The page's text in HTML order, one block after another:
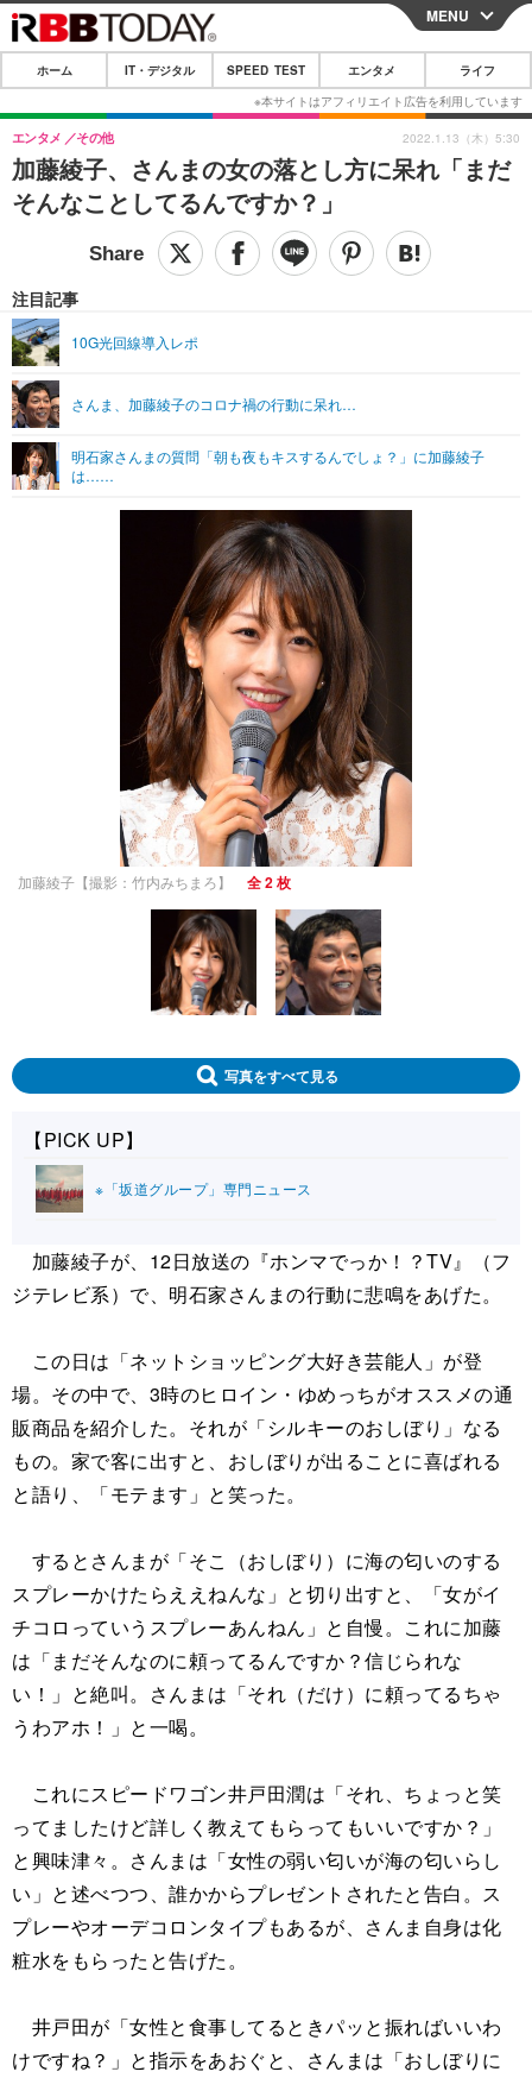
CLOSE
ホーム
IT・デジタル
IT・デジタルTOP スマートフォン
ショッピング その他
SPEED TEST
エンタメTOP 映画・ドラマ
グラビア
ショッピング その他
ライフTOP
リリース一覧
プッシュ通知の停止方法
MENU
ホーム IT・デジタル SPEED TEST エンタメ ライフ
加藤綾子、さんまの女の落とし方に呆れ「まだ
そんなことしてるんですか？」
エンタメ その他
注目記事
10G光回線導入レポ
さんま、加藤綾子のコロナ禍の行動に呆れ…
明石家さんまの質問「朝も夜もキスするんでしょ？」に加藤綾子
は……
2022.1.13（木）5:30
加藤綾子【撮影：竹内みちまろ】 全 2 枚
写真をすべて見る
【PICK UP】
※「坂道グループ」専門ニュース
加藤綾子が、12日放送の『ホンマでっか！？TV』（フ
ジテレビ系）で、明石家さんまの行動に悲鳴をあげた。
この日は「ネットショッピング大好き芸能人」が登
場。その中で、3時のヒロイン・ゆめっちがオススメの通
販商品を紹介した。それが「シルキーのおしぼり」なる
もの。家で客に出すと、おしぼりが出ることに喜ばれる
と語り、「モテます」と笑った。
するとさんまが「そこ（おしぼり）に海の匂いのする
スプレーかけたらええねんな」と切り出すと、「女がイ
チコロっていうスプレーあんねん」と自慢。これに加藤
は「まだそんなのに頼ってるんですか？信じられな
い！」と絶叫。さんまは「それ（だけ）に頼ってるちゃ
うわアホ！」と一喝。
これにスピードワゴン井戸田潤は「それ、ちょっと笑
ってましたけど詳しく教えてもらってもいいですか？」
と興味津々。さんまは「女性の弱い匂いが海の匂いらし
い」と述べつつ、誰かからプレゼントされたと告白。ス
プレーやオーデコロンタイプもあるが、さんま自身は化
粧水をもらったと告げた。
井戸田が「女性と食事してるときパッと振ればいいわ
けですね？」と指示をあおぐと、さんまは「おしぼりに